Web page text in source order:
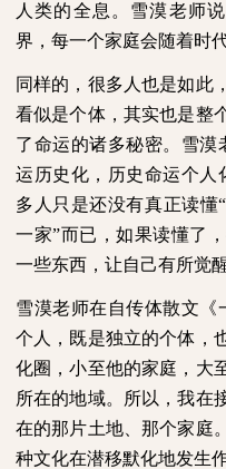
人类的全息。雪漠老师
界，每一个家庭会随着时
同样的，很多人也是如此
看似是个体，其实也是整
了命运的诸多秘密。雪漠
运历史化，历史命运个人
多人只是还没有真正读懂
一家”而已，如果读懂了
一些东西，让自己有所觉醒
雪漠老师在自传体散文《
个人，既是独立的个体，
化圈，小至他的家庭，大
所在的地域。所以，我在
在的那片土地、那个家庭
种文化在潜移默化地发生